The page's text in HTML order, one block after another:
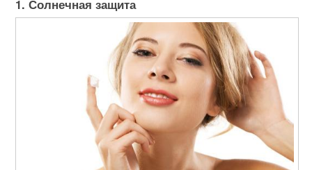
1. Солнечная защита